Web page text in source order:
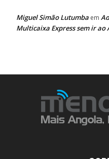
Miguel Simão Lutumba em
Multicaixa Express sem ir ao